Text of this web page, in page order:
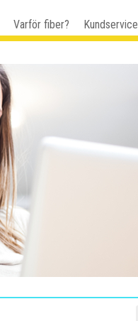
Varför fiber? Kundservice